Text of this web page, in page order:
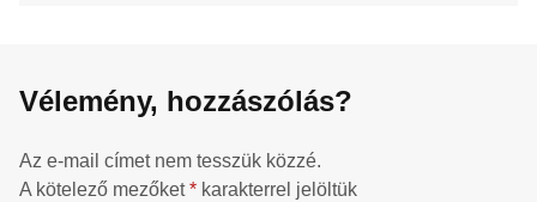
Vélemény, hozzászólás?
Az e-mail címet nem tesszük közzé.
A kötelező mezőket* karakterrel jelöltük